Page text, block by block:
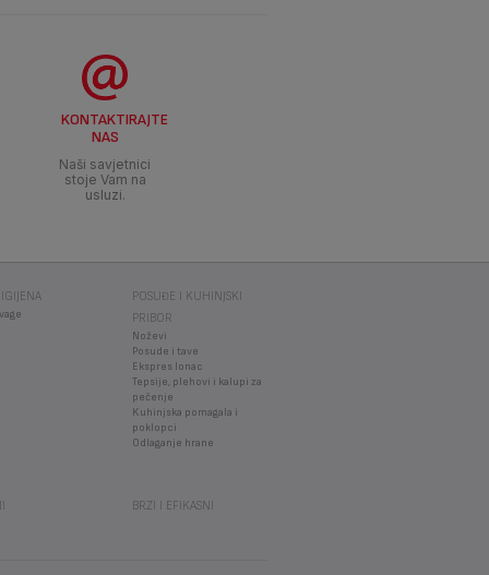
KONTAKTIRAJTE
NAS
Naši savjetnici
stoje Vam na
usluzi.
POSUĐE I KUHINJSKI
PRIBOR
Noževi
Posude i tave
Ekspres lonac
Tepsije, plehovi i kalupi za
pečenje
Kuhinjska pomagala i
poklopci
Odlaganje hrane
BRZI I EFIKASNI